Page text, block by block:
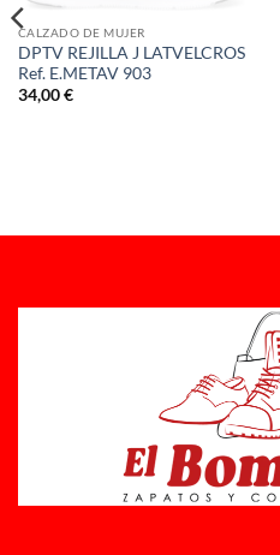
CALZADO DE MUJER
DPTV REJILLA J LATVELCROS
Ref. E.METAV 903
34,00€